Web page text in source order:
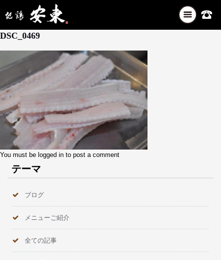
ナ
ビ
5月 25, 2026
DSC_0469
You must be logged in to post a comment
テーマ
ブログ
メニューご紹介
全ての記事